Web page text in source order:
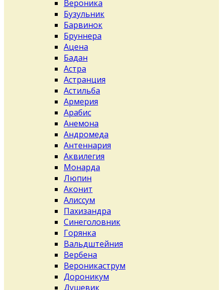
Вероника
Бузульник
Барвинок
Бруннера
Ацена
Бадан
Астра
Астранция
Астильба
Армерия
Арабис
Анемона
Андромеда
Антеннария
Аквилегия
Монарда
Люпин
Аконит
Алиссум
Пахизандра
Синеголовник
Горянка
Вальдштейния
Вербена
Вероникаструм
Дороникум
Душевик